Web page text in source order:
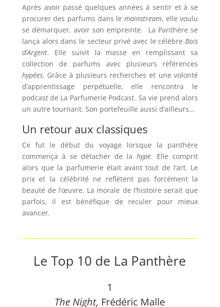
Après avoir passé quelques années à sentir et à se
procurer des parfums dans le mainstream, elle voulu
se démarquer, avoir son empreinte. La Panthère se
lança alors dans le secteur privé avec le célèbreBois
d’Argent. Elle suivit la masse en remplissant sa
collection de parfums avec plusieurs références
hypées. Grâce à plusieurs recherches et une volonté
d’apprentissage perpétuelle, elle rencontra le
podcast de La Parfumerie Podcast. Sa vie prend alors
un autre tournant. Son portefeuille aussi d’ailleurs…
Un retour aux classiques
Ce fut le début du voyage lorsque la panthère
commença à se détacher de lahype. Elle comprit
alors que la parfumerie était avant tout de l’art. Le
prix et la célébrité ne reflètent pas forcément la
beauté de l’œuvre. La morale de l’histoire serait que
parfois, il est bénéfique de reculer pour mieux
avancer.
Le Top 10 de La Panthère
1
The Night, Frédéric Malle